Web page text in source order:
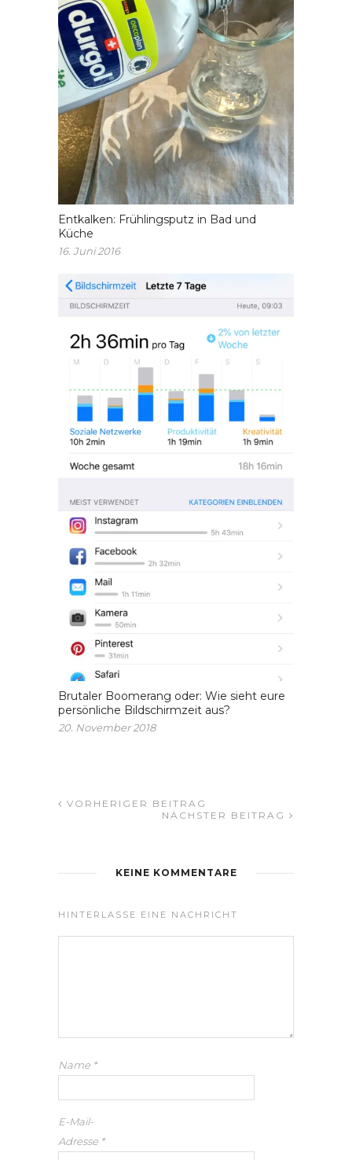
Entkalken: Frühlingsputz in Bad und
Küche
16. Juni 2016
Brutaler Boomerang oder: Wie sieht eure
persönliche Bildschirmzeit aus?
20. November 2018
VORHERIGER BEITRAG
NÄCHSTER BEITRAG
KEINE KOMMENTARE
HINTERLASSE EINE NACHRICHT
Name *
E-Mail-
Adresse *